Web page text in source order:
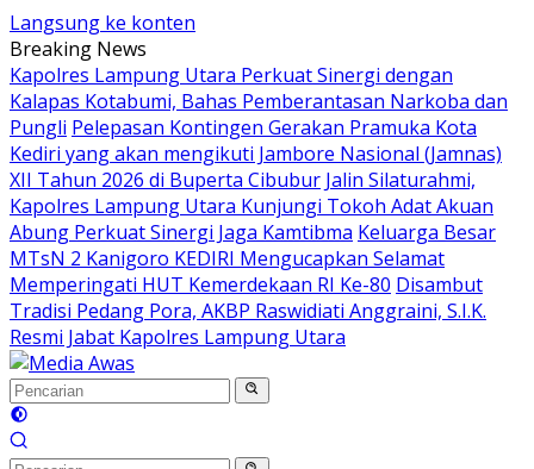
Langsung ke konten
Breaking News
Kapolres Lampung Utara Perkuat Sinergi dengan
Kalapas Kotabumi, Bahas Pemberantasan Narkoba dan
Pungli Pelepasan Kontingen Gerakan Pramuka Kota
Kediri yang akan mengikuti Jambore Nasional (Jamnas)
XII Tahun 2026 di Buperta Cibubur Jalin Silaturahmi,
Kapolres Lampung Utara Kunjungi Tokoh Adat Akuan
Abung Perkuat Sinergi Jaga Kamtibma Keluarga Besar
MTsN 2 Kanigoro KEDIRI Mengucapkan Selamat
Memperingati HUT Kemerdekaan RI Ke-80 Disambut
Tradisi Pedang Pora, AKBP Raswidiati Anggraini, S.I.K.
Resmi Jabat Kapolres Lampung Utara